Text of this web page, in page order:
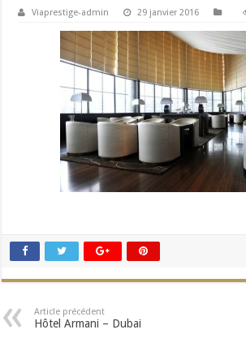
Viaprestige-admin 29 janvier 2016
Article précédent
Hôtel Armani – Dubai